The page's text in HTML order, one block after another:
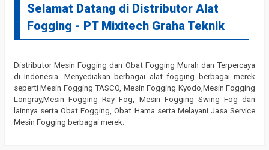
Selamat Datang di Distributor Alat
Fogging - PT Mixitech Graha Teknik
Distributor Mesin Fogging dan Obat Fogging Murah dan Terpercaya
di Indonesia. Menyediakan berbagai alat fogging berbagai merek
seperti Mesin Fogging TASCO, Mesin Fogging Kyodo,Mesin Fogging
Longray,Mesin Fogging Ray Fog, Mesin Fogging Swing Fog dan
lainnya serta Obat Fogging, Obat Hama serta Melayani Jasa Service
Mesin Fogging berbagai merek.